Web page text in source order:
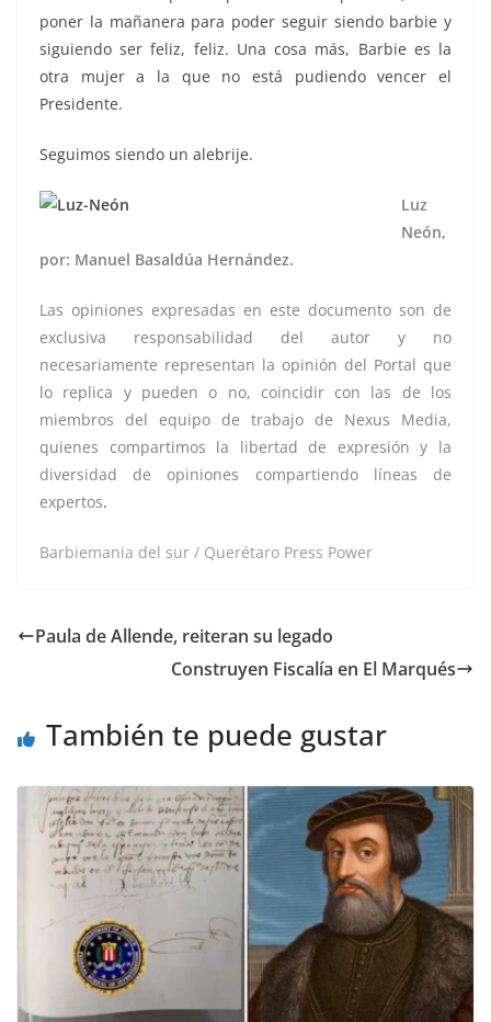
poner la mañanera para poder seguir siendo barbie y
siguiendo ser feliz, feliz. Una cosa más, Barbie es la
otra mujer a la que no está pudiendo vencer el
Presidente.
Seguimos siendo un alebrije.
Luz
Neón,
por: Manuel Basaldúa Hernández.
Las opiniones expresadas en este documento son de
exclusiva responsabilidad del autor y no
necesariamente representan la opinión del Portal que
lo replica y pueden o no, coincidir con las de los
miembros del equipo de trabajo de Nexus Media,
quienes compartimos la libertad de expresión y la
diversidad de opiniones compartiendo líneas de
expertos.
Barbiemania del sur / Querétaro Press Power
Paula de Allende, reiteran su legado
Construyen Fiscalía en El Marqués
También te puede gustar